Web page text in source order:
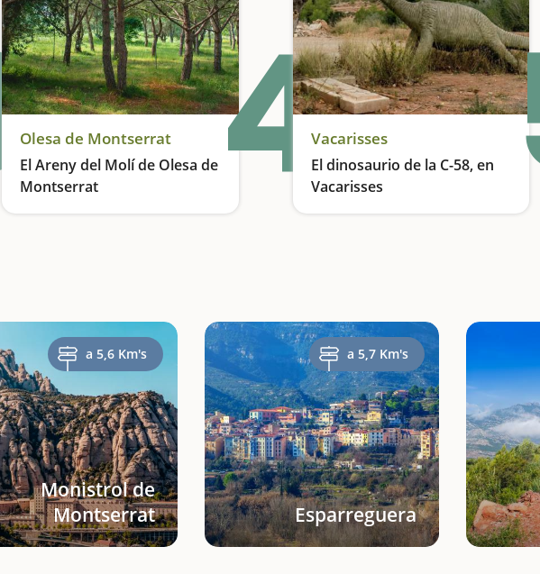
Olesa de Montserrat
El Areny del Molí de Olesa de
Montserrat
Pícnic en un espacio natural 4Vacarisses
El dinosaurio de la C-58, en
Vacarisses
Un dinosaurio con mucha historia
a 5,6 Km's
Monistrol de
Montserrat
a 5,7 Km's
Esparreguera